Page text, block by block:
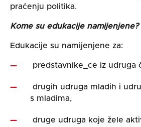
praćenju politika.
Kome su edukacije namijenjene?
Edukacije su namijenjene za:
predstavnike_ce iz udruga
drugih udruga mladih i
s mladima,
druge udruga koje žele